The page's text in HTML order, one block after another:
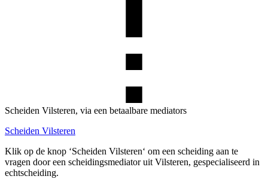
Scheiden Vilsteren, via een betaalbare mediators
Scheiden Vilsteren
Klik op de knop ‘Scheiden Vilsteren‘ om een scheiding aan te
vragen door een scheidingsmediator uit Vilsteren, gespecialiseerd in
echtscheiding.